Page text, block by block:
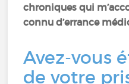
chroniques qui
connu d’errance
Avez-vous
de votre